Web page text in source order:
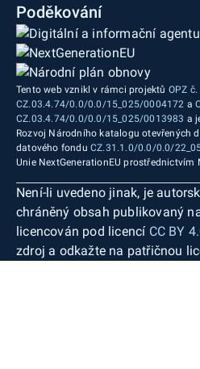
Poděkování
Tento web vznikl v rámci projektů OPZ č.
CZ.03.4.74/0.0/0.0/15_025/0004172 a
CZ.03.4.74/0.0/0.0/15_025/0013983 a
Rozvoj Národního katalogu otevřených
datového fondu CZ.31.1.0/0.0/0.0/
Unie NextGenerationEU prostřednictvím
Není-li uvedeno jinak, je
chráněný obsah publikovaný
licencován pod licencí CC BY
zdroj a odkažte na patřičnou